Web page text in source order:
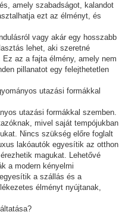
amely szabadságot, kalandot
ezt az élményt, és
vagy akár egy hosszabb
lehet, aki szeretné
az a fajta élmény, amely nem
pillanatot egy felejthetetlen
utazási formákkal
utazási formákkal szemben.
mivel saját tempójukban
Nincs szükség előre foglalt
lakóautók egyesítik az otthon
magukat. Lehetővé
a modern kényelmi
a szállás és a
élményt nyújtanak,